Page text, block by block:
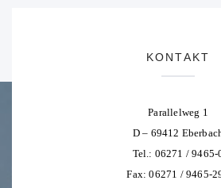
KONTAKT
Parallelweg 1
D – 69412
Tel.: 06271 / 9465-
Fax: 06271 / 9465-